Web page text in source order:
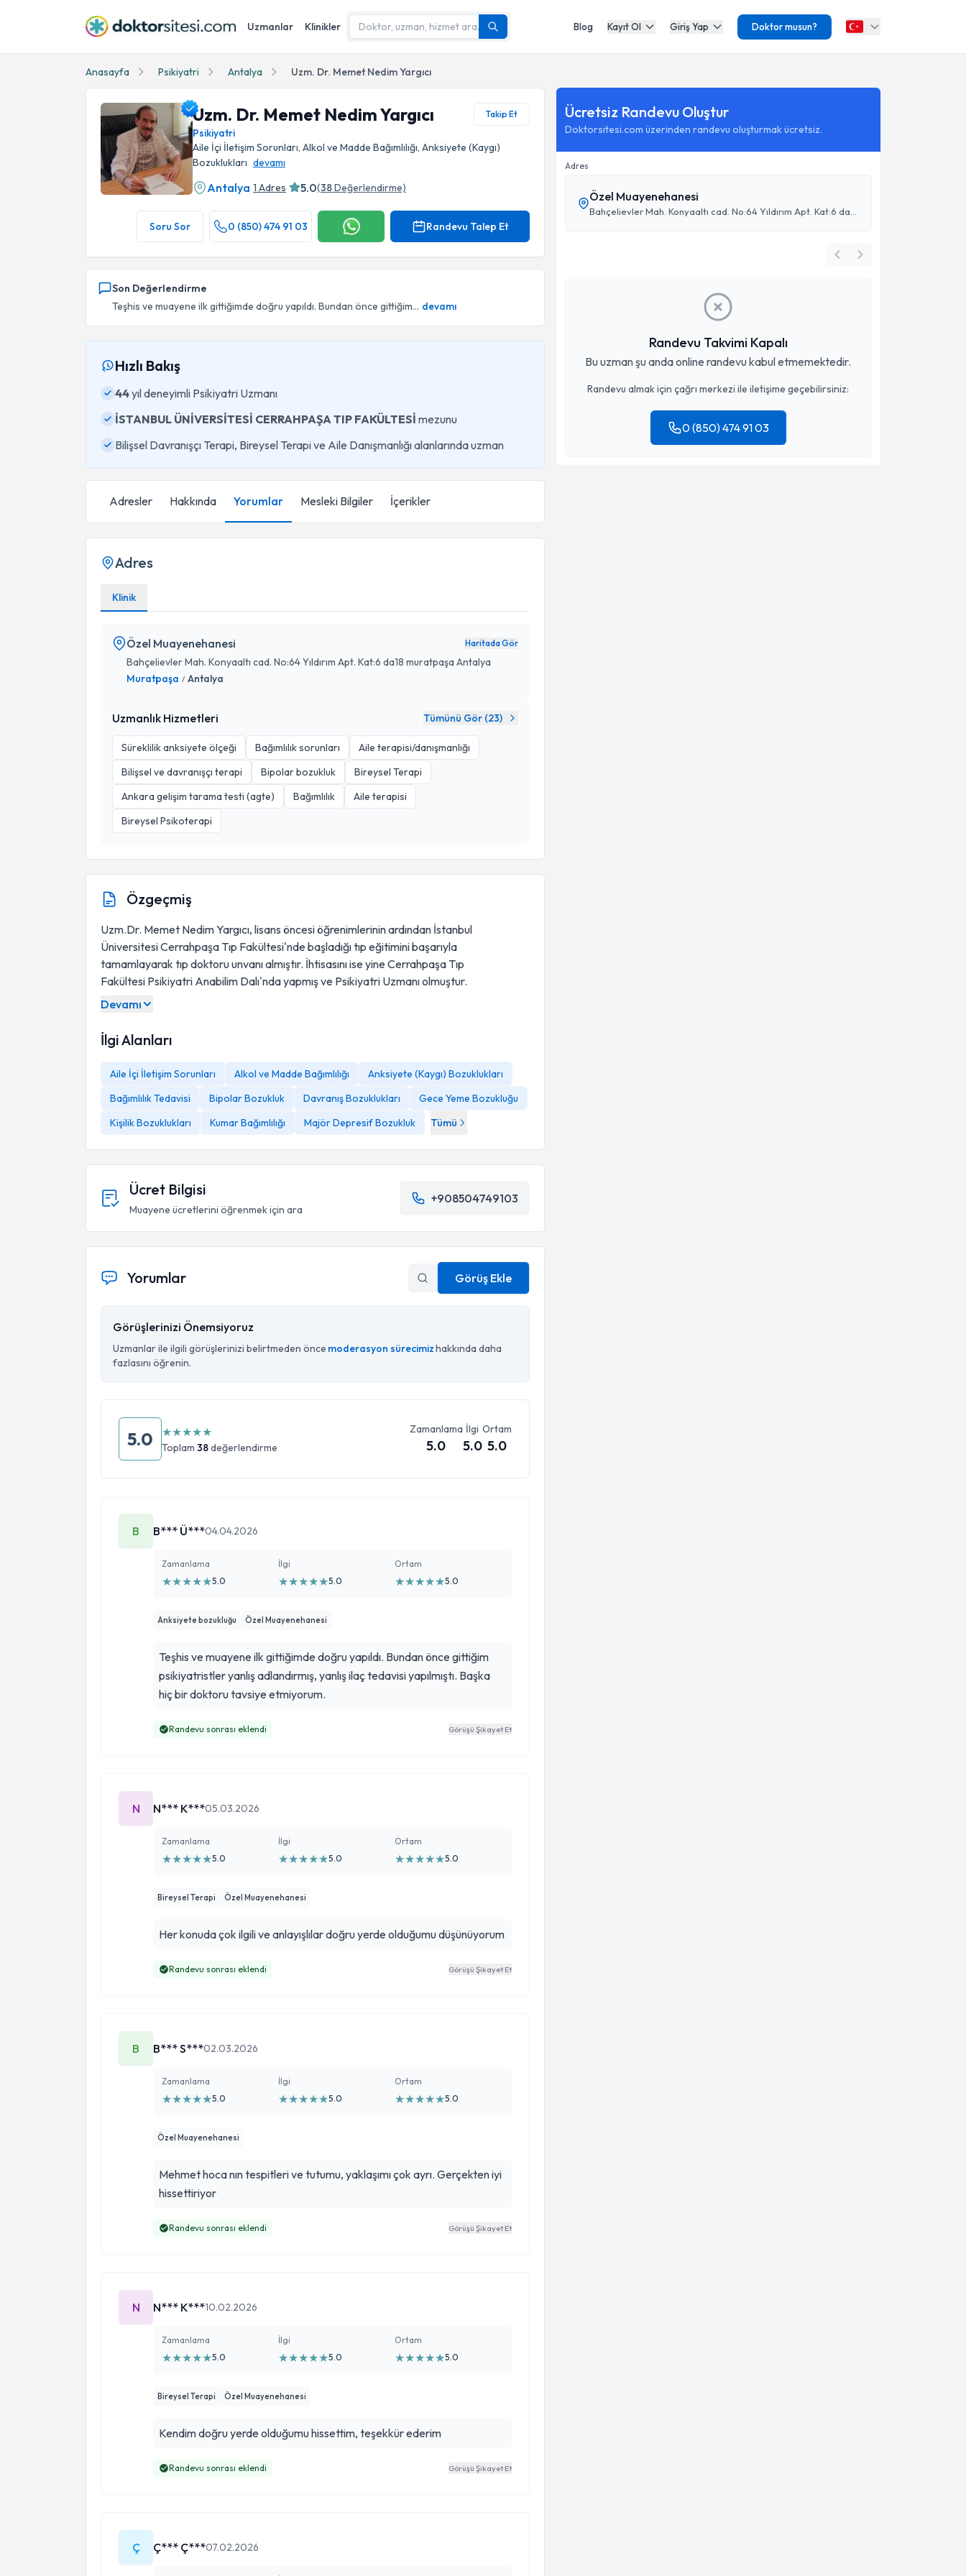
Uzmanlar Klinikler Blog Kayıt Ol Giriş Yap Doktor musun?
Anasayfa Psikiyatri Antalya Uzm. Dr. Memet Nedim Yargıcı
Uzm. Dr. Memet Nedim Yargıcı Takip Et
Psikiyatri
Aile İçi İletişim Sorunları, Alkol ve Madde Bağımlılığı, Anksiyete (Kaygı)
Bozuklukları devamı
Antalya 1 Adres 5.0(38Değerlendirme)
Soru Sor 0 (850) 474 91 03 Randevu Talep Et
Son Değerlendirme
Teşhis ve muayene ilk gittiğimde doğru yapıldı. Bundan önce gittiğim... devamı
Hızlı Bakış
44yıl deneyimli Psikiyatri Uzmanı
İSTANBUL ÜNİVERSİTESİ CERRAHPAŞA TIP FAKÜLTESİ mezunu
Bilişsel Davranışçı Terapi, Bireysel Terapi ve Aile Danışmanlığı alanlarında uzman
Adresler Hakkında Yorumlar Mesleki Bilgiler İçerikler
Adres
Klinik
Özel Muayenehanesi Haritada Gör
Bahçelievler Mah. Konyaaltı cad. No:64 Yıldırım Apt. Kat:6 da18 muratpaşa Antalya
Muratpaşa / Antalya
Uzmanlık Hizmetleri Tümünü Gör (23)
Süreklilik anksiyete ölçeği Bağımlılık sorunları
Aile terapisi/danışmanlığı
Bilişsel ve davranışçı terapi
Bipolar bozukluk
Bireysel Terapi
Ankara gelişim tarama testi (agte)
Bağımlılık
Aile terapisi
Bireysel Psikoterapi
Özgeçmiş
Uzm.Dr. Memet Nedim Yargıcı, lisans öncesi öğrenimlerinin ardından İstanbul
Üniversitesi Cerrahpaşa Tıp Fakültesi'nde başladığı tıp eğitimini başarıyla
tamamlayarak tıp doktoru unvanı almıştır. İhtisasını ise yine Cerrahpaşa Tıp
Fakültesi Psikiyatri Anabilim Dalı'nda yapmış ve Psikiyatri Uzmanı olmuştur.
Devamı
İlgi Alanları
Aile İçi İletişim Sorunları Alkol ve Madde Bağımlılığı
Anksiyete (Kaygı) Bozuklukları
Bağımlılık Tedavisi
Bipolar Bozukluk Davranış Bozuklukları
Gece Yeme Bozukluğu
Kişilik Bozuklukları
Kumar Bağımlılığı Majör Depresif Bozukluk Tümü
Ücret Bilgisi
Muayene ücretlerini öğrenmek için ara
+908504749103
Yorumlar Görüş Ekle
Görüşlerinizi Önemsiyoruz
Uzmanlar ile ilgili görüşlerinizi belirtmeden önce moderasyon sürecimizhakkında daha
fazlasını öğrenin.
5.0 ★★★★★
Toplam 38değerlendirme
Zamanlama
5.0
İlgi
5.0
Ortam
5.0
B B*** Ü***04.04.2026
Zamanlama
★★★★★5.0
İlgi
★★★★★5.0
Ortam
★★★★★5.0
Anksiyete bozukluğu Özel Muayenehanesi
Teşhis ve muayene ilk gittiğimde doğru yapıldı. Bundan önce gittiğim
psikiyatristler yanlış adlandırmış, yanlış ilaç tedavisi yapılmıştı. Başka
hiç bir doktoru tavsiye etmiyorum.
Randevu sonrası eklendi Görüşü Şikayet Et
N N*** K***05.03.2026
Zamanlama
★★★★★5.0
İlgi
★★★★★5.0
Ortam
★★★★★5.0
Bireysel Terapi Özel Muayenehanesi
Her konuda çok ilgili ve anlayışlılar doğru yerde olduğumu düşünüyorum
Randevu sonrası eklendi Görüşü Şikayet Et
B B*** S***02.03.2026
Zamanlama
★★★★★5.0
İlgi
★★★★★5.0
Ortam
★★★★★5.0
Özel Muayenehanesi
Mehmet hoca nın tespitleri ve tutumu, yaklaşımı çok ayrı. Gerçekten iyi
hissettiriyor
Randevu sonrası eklendi Görüşü Şikayet Et
N N*** K***10.02.2026
Zamanlama
★★★★★5.0
İlgi
★★★★★5.0
Ortam
★★★★★5.0
Bireysel Terapi Özel Muayenehanesi
Kendim doğru yerde olduğumu hissettim, teşekkür ederim
Randevu sonrası eklendi Görüşü Şikayet Et
Ç Ç*** Ç***07.02.2026
Ücretsiz Randevu Oluştur
Doktorsitesi.com üzerinden randevu oluşturmak ücretsiz.
Adres
Özel Muayenehanesi
Randevu Takvimi Kapalı
Bu uzman şu anda online randevu kabul etmemektedir.
Randevu almak için çağrı merkezi ile iletişime geçebilirsiniz:
0 (850) 474 91 03